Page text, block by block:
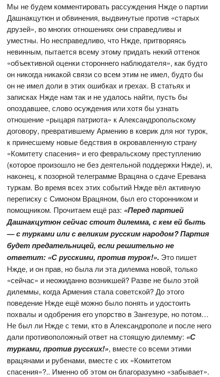
Мы не будем комментировать рассуждения Нжде о партии
Дашнакцутюн и обвинения, выдвинутые против «старых
друзей», во многих отношениях они справедливы и
уместны. Но несправедливо, что Нжде, притворяясь
невинным, пытается всему этому придать некий оттенок
«объективной оценки стороннего наблюдателя», как будто
он никогда никакой связи со всем этим не имел, будто бы
он не имел доли в этих ошибках и грехах. В статьях и
записках Нжде нам так и не удалось найти, пусть бы
опоздавшее, слово осуждения или хотя бы узнать
отношение «рыцаря патриота» к Александропольскому
договору, превратившему Армению в коврик для ног турок,
к принесшему новые бедствия в окровавленную страну
«Комитету спасения» и его февральскому преступлению
(которое произошло не без деятельной поддержки Нжде), и,
наконец, к позорной телеграмме Врацяна о сдаче Еревана
туркам. Во время всех этих событий Нжде вёл активную
переписку с Симоном Врацяном, был его сторонником и
помощником. Прочитаем ещё раз: «Перед партией
Дашнакцутюн сейчас стоит дилемма, с кем ей быть
— с турками или с великим русским народом? Партия
будет предательницей, если решительно не
ответит: «С русскими, против турок!». Это пишет
Нжде, и он прав, но была ли эта дилемма новой, только
«сейчас» и неожиданно возникшей? Разве не было этой
дилеммы, когда Армения стала советской? До этого
поведение Нжде ещё можно было понять и удостоить
похвалы и одобрения его упорство в Зангезуре, но потом…
Не был ли Нжде с теми, кто в Александрополе и после него
дали противоположный ответ на стоящую дилемму: «С
турками, против русских!», вместе со всеми этими
врацянами и рубенами, вместе с их «Комитетом
спасения»?.. Именно об этом он благоразумно «забывает».